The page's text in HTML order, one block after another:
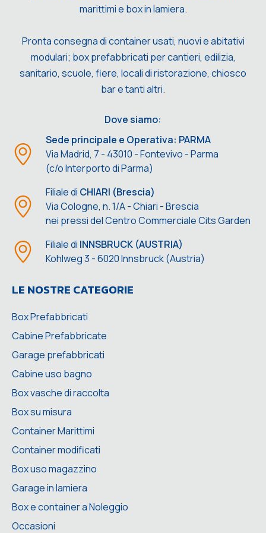
marittimi e box in lamiera.
Pronta consegna di container usati, nuovi e abitativi
modulari; box prefabbricati per cantieri, edilizia,
sanitario, scuole, fiere, locali di ristorazione, chiosco
bar e tanti altri.
Dove siamo:
Sede principale e Operativa: PARMA
Via Madrid, 7 - 43010 - Fontevivo - Parma
(c/o Interporto di Parma)
Filiale di CHIARI (Brescia)
Via Cologne, n. 1/A - Chiari - Brescia
nei pressi del Centro Commerciale Cits Garden
Filiale di INNSBRUCK (AUSTRIA)
Kohlweg 3 - 6020 Innsbruck (Austria)
LE NOSTRE CATEGORIE
Box Prefabbricati
Cabine Prefabbricate
Garage prefabbricati
Cabine uso bagno
Box vasche di raccolta
Box su misura
Container Marittimi
Container modificati
Box uso magazzino
Garage in lamiera
Box e container a Noleggio
Occasioni